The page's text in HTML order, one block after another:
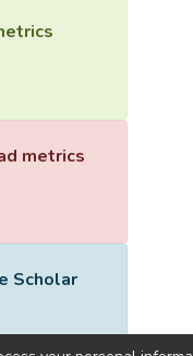
metrics
Scholar